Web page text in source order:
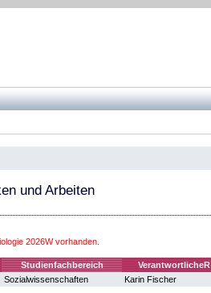
und Arbeiten
2026W vorhanden.
Studienfachbereich VerantwortlicheR
Sozialwissenschaften Karin Fischer